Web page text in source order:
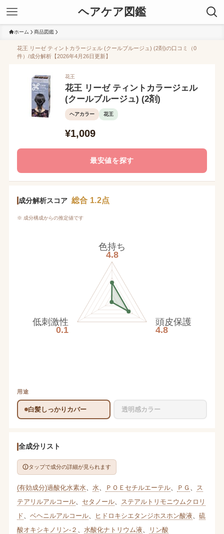
ヘアケア図鑑
ホーム 商品図鑑
花王 リーゼ ティントカラージェル (クールブルージュ) (2剤)の口コミ（0
件）/成分解析【2026年4月26日更新】
花王
花王 リーゼ ティントカラージェル
(クールブルージュ) (2剤)
ヘアカラー 花王
¥1,009
最安値を探す
成分解析スコア 総合 1.2点
※ 成分構成からの推定値です
色持ち
4.8
頭皮保護
4.8
低刺激性
0.1
用途
白髪しっかりカバー 透明感カラー
全成分リスト
タップで成分の詳細が見られます
(有効成分)過酸化水素水 水 ＰＯＥセチルエーテル、 ＰＧ
ス
テアリルアルコール、 セタノール、
ステアルトリモニウムクロリ
ド
ベヘニルアルコール、 ヒドロキシエタンジホスホン酸液
硫
酸オキシキノリン-２
水酸化ナトリウム液 リン酸